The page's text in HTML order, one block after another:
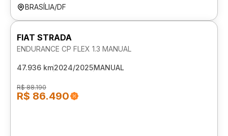
BRASÍLIA/DF
FIAT STRADA
ENDURANCE CP FLEX 1.3 MANUAL
47.936 km2024/2025MANUAL
R$ 88.190
R$ 86.490